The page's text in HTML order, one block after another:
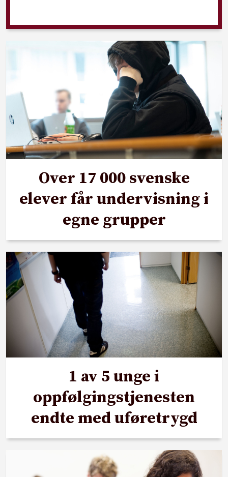
Over 17 000 svenske
elever får undervisning i
egne grupper
1 av 5 unge i
oppfølgingstjenesten
endte med uføretrygd